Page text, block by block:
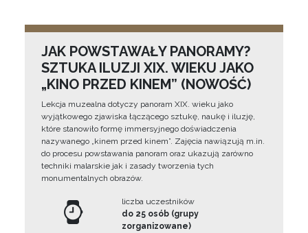
JAK POWSTAWAŁY PANORAMY?
SZTUKA ILUZJI XIX. WIEKU JAKO
„KINO PRZED KINEM” (NOWOŚĆ)
Lekcja muzealna dotyczy panoram XIX. wieku jako
wyjątkowego zjawiska łączącego sztukę, naukę i iluzję,
które stanowiło formę immersyjnego doświadczenia
nazywanego „kinem przed kinem”. Zajęcia nawiązują m.in.
do procesu powstawania panoram oraz ukazują zarówno
techniki malarskie jak i zasady tworzenia tych
monumentalnych obrazów.
liczba uczestników
do 25 osób (grupy
zorganizowane)